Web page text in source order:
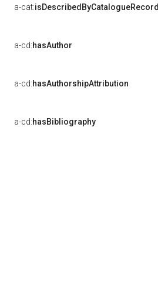
a-cat:isDescribedByCatalogueRecord
a-cd:hasAuthor
a-cd:hasAuthorshipAttribution
a-cd:hasBibliography